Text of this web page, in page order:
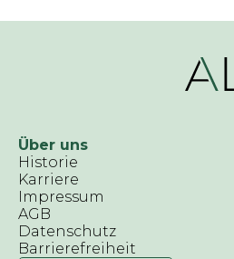
Über uns
Historie
Karriere
Impressum
AGB
Datenschutz
Barrierefreiheit